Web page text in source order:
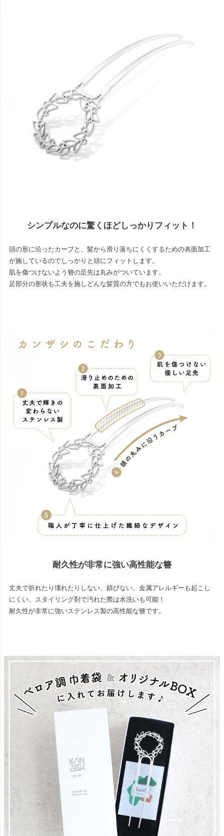
シンプルなのに驚くほどしっかりフィット！
頭の形に沿ったカーブと、髪から滑り落ちにくくするための表面加工
が施しているのでしっかりと頭にフィットします。
肌を傷つけないよう簪の足先は丸みがついています。
足部分の形状も工夫を施しどんな髪質の方でもお使いいただけます。
耐久性が非常に強い高性能な簪
丈夫で折れたり壊れたりしない、錆びない、金属アレルギーも起こし
にくい、スタイリング剤で汚れた際は水洗いも可能！
耐久性が非常に強いステンレス製の高性能な簪です。